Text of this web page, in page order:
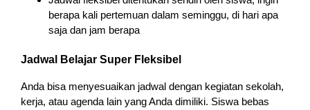
berapa kali pertemuan dalam seminggu, di hari apa
saja dan jam berapa
Jadwal Belajar Super Fleksibel
Anda bisa menyesuaikan jadwal dengan kegiatan sekolah,
kerja, atau agenda lain yang Anda dimiliki. Siswa bebas